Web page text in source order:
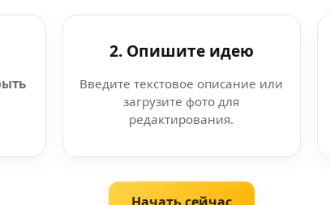
2. Опишите идею
Введите текстовое описание или
загрузите фото для
редактирования.